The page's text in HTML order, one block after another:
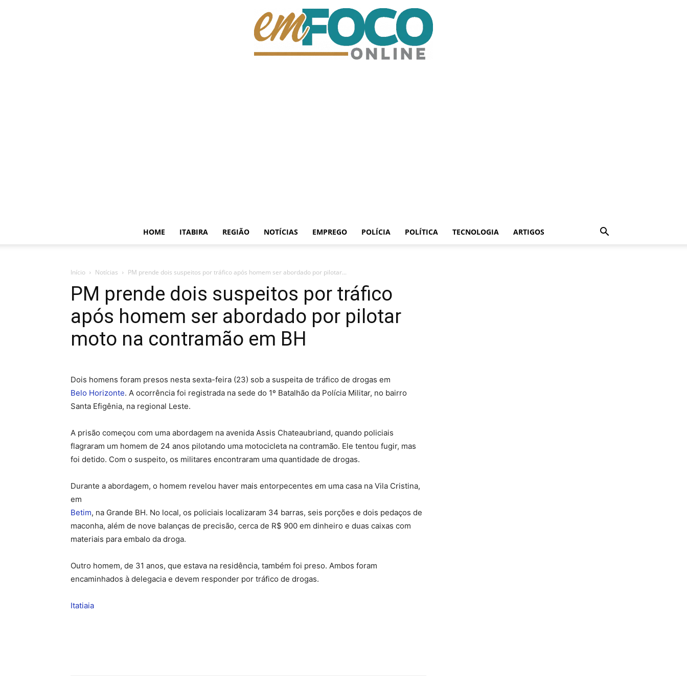
HOME ITABIRA REGIÃO NOTÍCIAS EMPREGO POLÍCIA POLÍTICA TECNOLOGIA ARTIGOS
Início Notícias PM prende dois suspeitos por tráfico após homem ser abordado por pilotar...
PM prende dois suspeitos por tráfico
após homem ser abordado por pilotar
moto na contramão em BH
Dois homens foram presos nesta sexta-feira (23) sob a suspeita de tráfico de drogas em
Belo Horizonte. A ocorrência foi registrada na sede do 1º Batalhão da Polícia Militar, no bairro
Santa Efigênia, na regional Leste.
A prisão começou com uma abordagem na avenida Assis Chateaubriand, quando policiais
flagraram um homem de 24 anos pilotando uma motocicleta na contramão. Ele tentou fugir, mas
foi detido. Com o suspeito, os militares encontraram uma quantidade de drogas.
Durante a abordagem, o homem revelou haver mais entorpecentes em uma casa na Vila Cristina,
em
Betim, na Grande BH. No local, os policiais localizaram 34 barras, seis porções e dois pedaços de
maconha, além de nove balanças de precisão, cerca de R$ 900 em dinheiro e duas caixas com
materiais para embalo da droga.
Outro homem, de 31 anos, que estava na residência, também foi preso. Ambos foram
encaminhados à delegacia e devem responder por tráfico de drogas.
Itatiaia